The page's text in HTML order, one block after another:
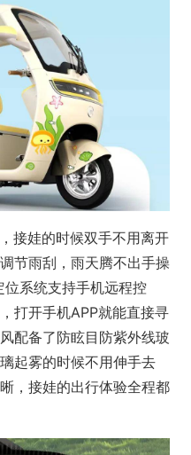
接娃的时候双手不用离开
节雨刮，雨天腾不出手操
系统支持手机远程控
打开手机APP就能直接寻
配备了防眩目防紫外线玻
起雾的时候不用伸手去
，接娃的出行体验全程都